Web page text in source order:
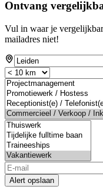
Ontvang
Vul in waar je
mailadres niet!
Alert opslaan